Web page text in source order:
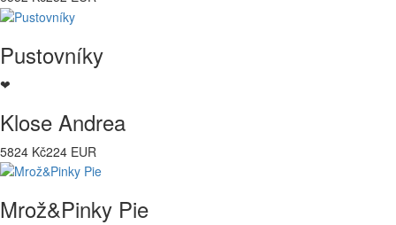
Pustovníky
❤
Klose Andrea
5824 Kč224 EUR
Mrož&Pinky Pie